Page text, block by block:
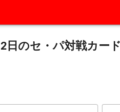
日のセ・パ対戦カー